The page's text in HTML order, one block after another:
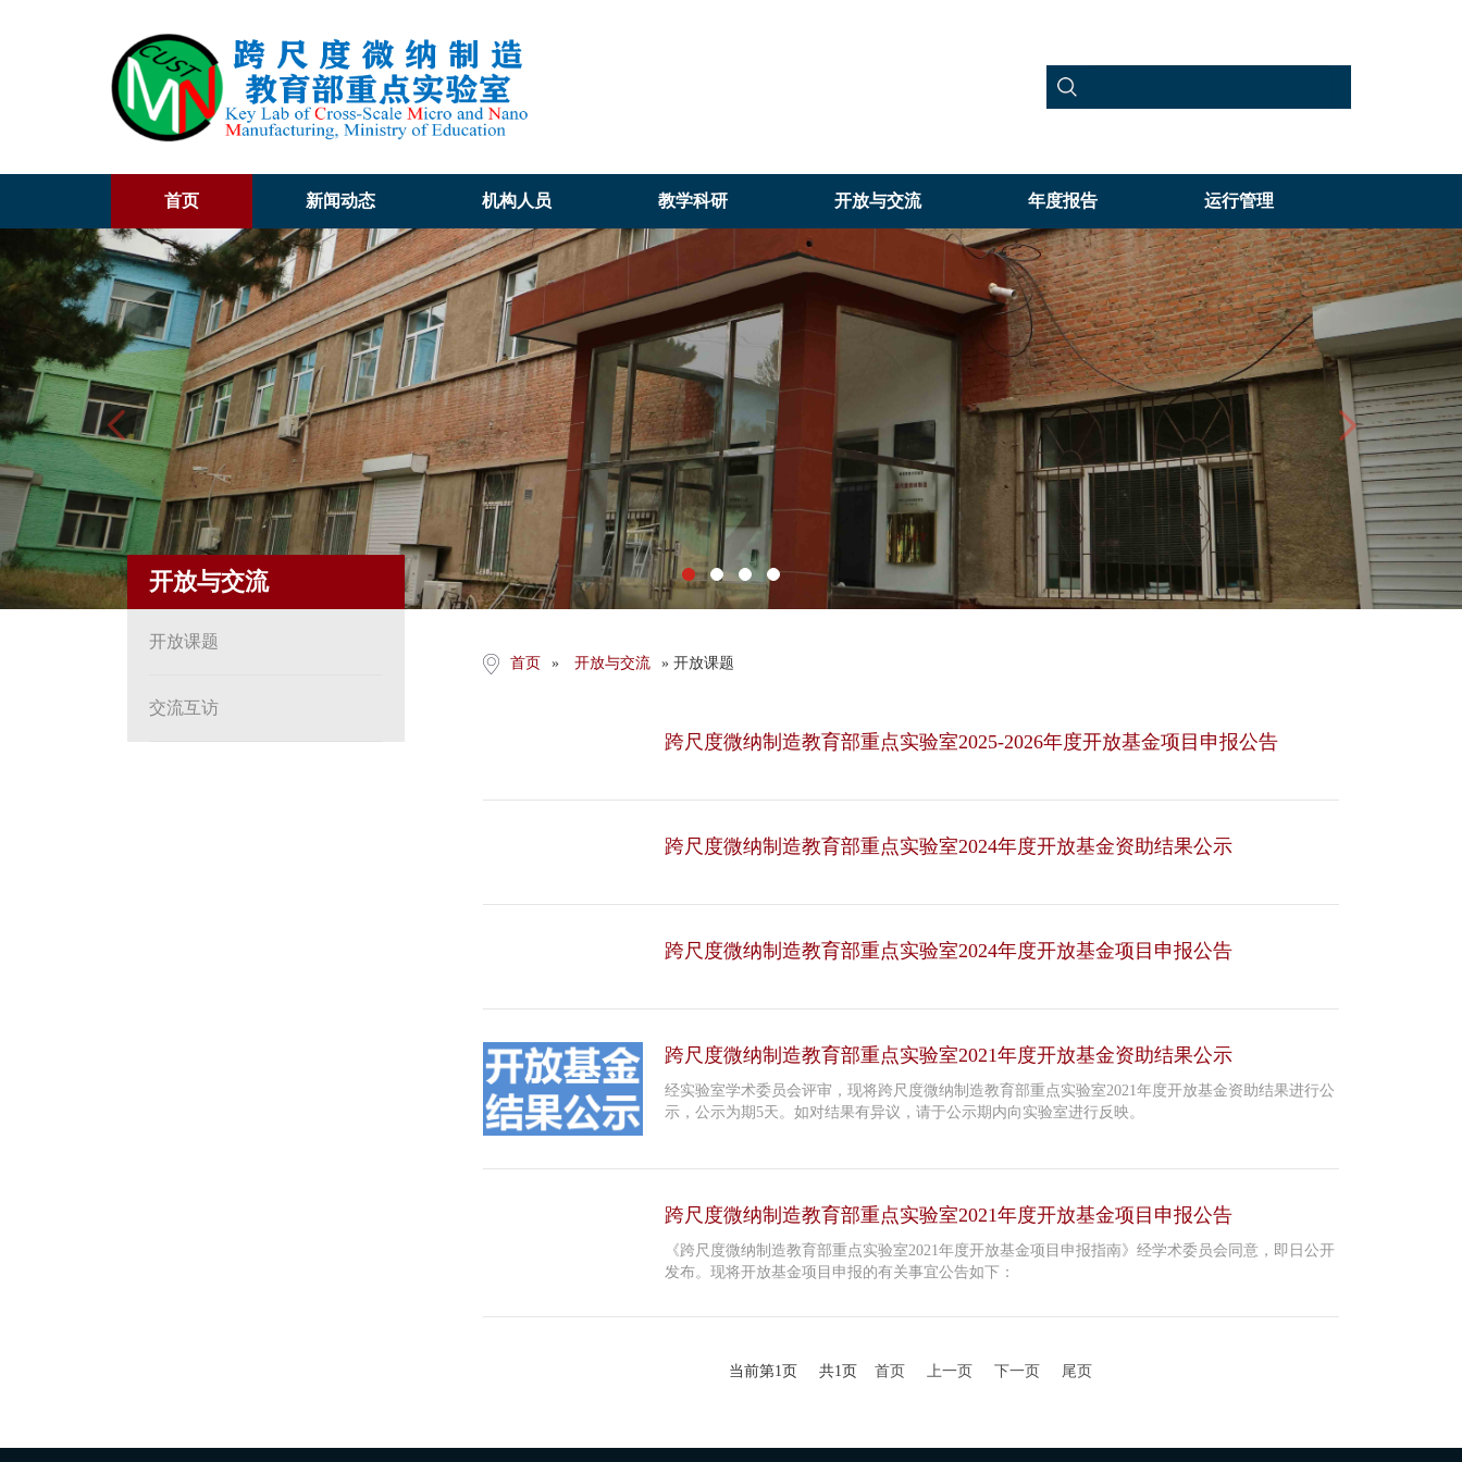
首页 新闻动态 机构人员 教学科研 开放与交流 年度报告 运行管理
Previous Next
开放与交流
开放课题
交流互访
首页 » 开放与交流 » 开放课题
跨尺度微纳制造教育部重点实验室2025-2026年度开放基金项目申报公告
跨尺度微纳制造教育部重点实验室2024年度开放基金资助结果公示
跨尺度微纳制造教育部重点实验室2024年度开放基金项目申报公告
跨尺度微纳制造教育部重点实验室2021年度开放基金资助结果公示
经实验室学术委员会评审，现将跨尺度微纳制造教育部重点实验室2021年度开放基金资助结果进行公
示，公示为期5天。如对结果有异议，请于公示期内向实验室进行反映。
跨尺度微纳制造教育部重点实验室2021年度开放基金项目申报公告
《跨尺度微纳制造教育部重点实验室2021年度开放基金项目申报指南》经学术委员会同意，即日公开
发布。现将开放基金项目申报的有关事宜公告如下：
当前第1页 共1页首页 上一页 下一页 尾页